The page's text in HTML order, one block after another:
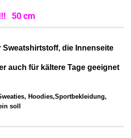
50 cm
Sweatshirtstoff, die Innenseite
auch für kältere Tage geeignet
Hoodies,Sportbekleidung,
soll